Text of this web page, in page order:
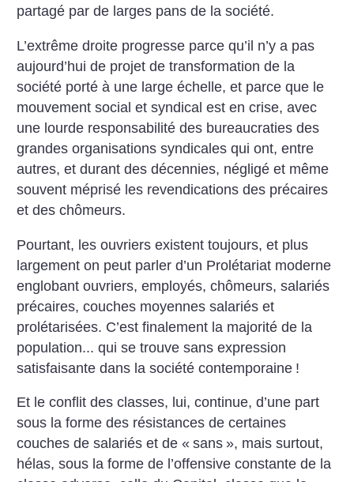
partagé par de larges pans de la société.
L’extrême droite progresse parce qu’il n’y a pas
aujourd’hui de projet de transformation de la
société porté à une large échelle, et parce que le
mouvement social et syndical est en crise, avec
une lourde responsabilité des bureaucraties des
grandes organisations syndicales qui ont, entre
autres, et durant des décennies, négligé et même
souvent méprisé les revendications des précaires
et des chômeurs.
Pourtant, les ouvriers existent toujours, et plus
largement on peut parler d’un Prolétariat moderne
englobant ouvriers, employés, chômeurs, salariés
précaires, couches moyennes salariés et
prolétarisées. C’est finalement la majorité de la
population... qui se trouve sans expression
satisfaisante dans la société contemporaine !
Et le conflit des classes, lui, continue, d’une part
sous la forme des résistances de certaines
couches de salariés et de « sans », mais surtout,
hélas, sous la forme de l’offensive constante de la